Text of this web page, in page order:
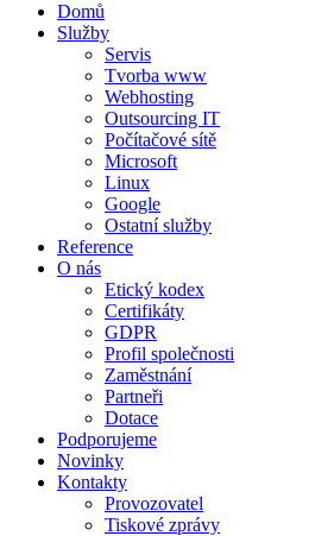
Domů
Služby
Servis
Tvorba www
Webhosting
Outsourcing IT
Počítačové sítě
Microsoft
Linux
Google
Ostatní služby
Reference
O nás
Etický kodex
Certifikáty
GDPR
Profil společnosti
Zaměstnání
Partneři
Dotace
Podporujeme
Novinky
Kontakty
Provozovatel
Tiskové zprávy